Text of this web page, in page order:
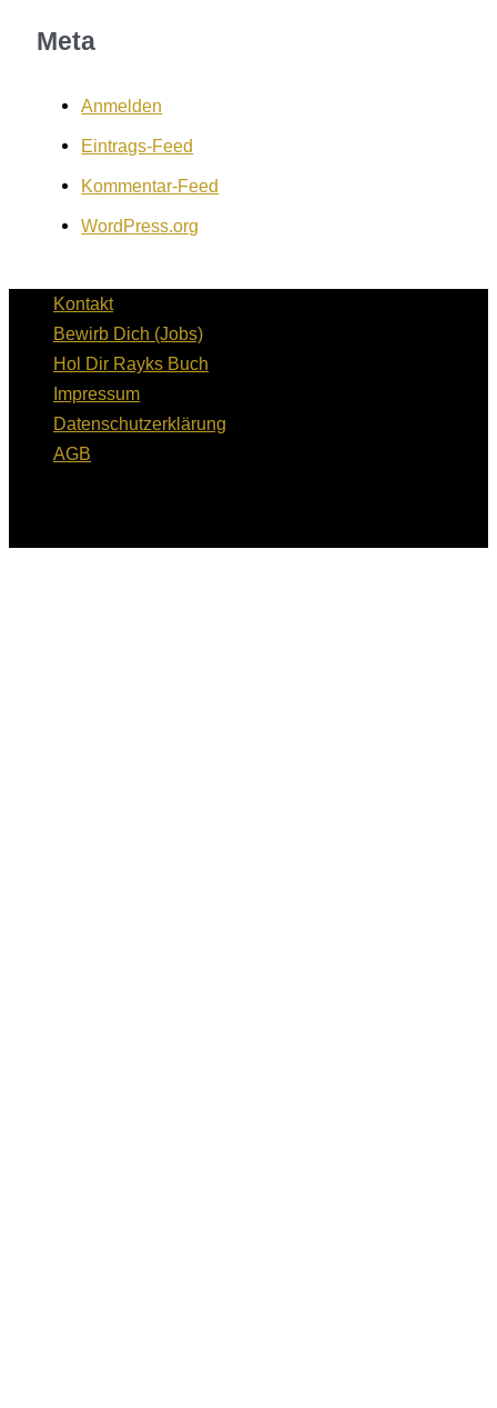
Meta
Anmelden
Eintrags-Feed
Kommentar-Feed
WordPress.org
Kontakt
Bewirb Dich (Jobs)
Hol Dir Rayks Buch
Impressum
Datenschutzerklärung
AGB